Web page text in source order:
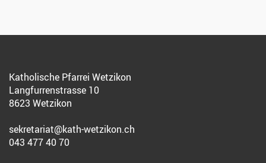
Katholische Pfarrei Wetzikon
Langfurrenstrasse 10
8623 Wetzikon
sekretariat@kath-wetzikon.ch
043 477 40 70